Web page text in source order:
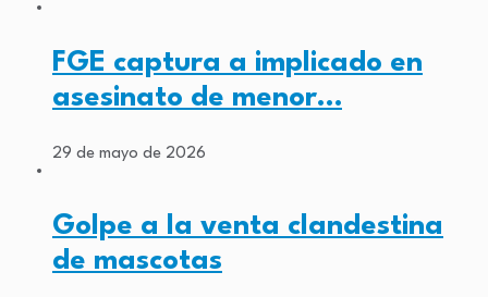
FGE captura a implicado en
asesinato de menor…
29 de mayo de 2026
Golpe a la venta clandestina
de mascotas